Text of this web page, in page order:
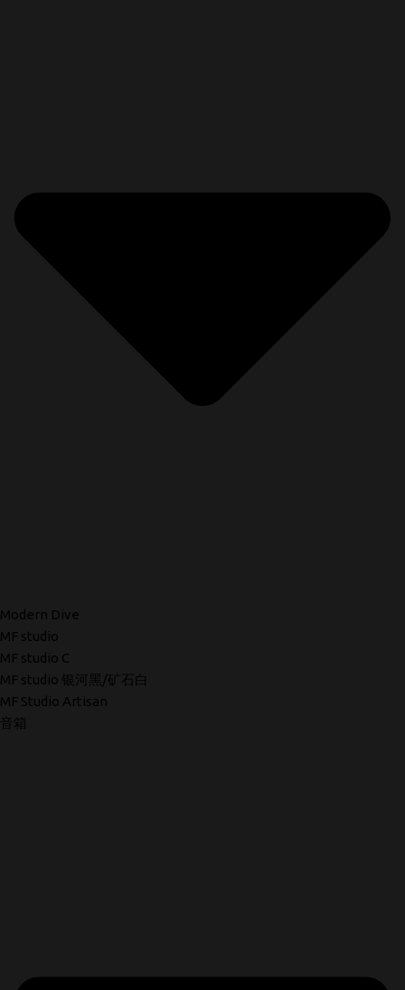
Modern Dive
MF studio
MF studio C
MF studio 银河黑/矿石白
MF Studio Artisan
音箱